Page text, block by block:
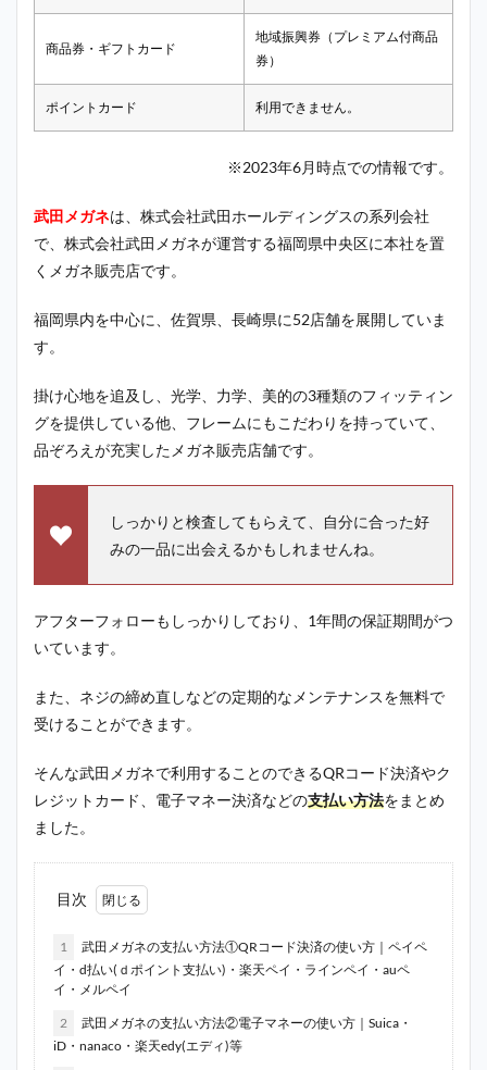
商品券・ギフトカード
地域振興券（プレミアム付商品
券）
ポイントカード 利用できません。
※2023年6月時点での情報です。
武田メガネは、株式会社武田ホールディングスの系列会社
で、株式会社武田メガネが運営する福岡県中央区に本社を置
くメガネ販売店です。
福岡県内を中心に、佐賀県、長崎県に52店舗を展開していま
す。
掛け心地を追及し、光学、力学、美的の3種類のフィッティン
グを提供している他、フレームにもこだわりを持っていて、
品ぞろえが充実したメガネ販売店舗です。
しっかりと検査してもらえて、自分に合った好
みの一品に出会えるかもしれませんね。
アフターフォローもしっかりしており、1年間の保証期間がつ
いています。
また、ネジの締め直しなどの定期的なメンテナンスを無料で
受けることができます。
そんな武田メガネで利用することのできるQRコード決済やク
レジットカード、電子マネー決済などの支払い方法をまとめ
ました。
目次
1
武田メガネの支払い方法①QRコード決済の使い方｜ペイペ
イ・d払い(ｄポイント支払い)・楽天ペイ・ラインペイ・auペ
イ・メルペイ
2
武田メガネの支払い方法②電子マネーの使い方｜Suica・
iD・nanaco・楽天edy(エディ)等